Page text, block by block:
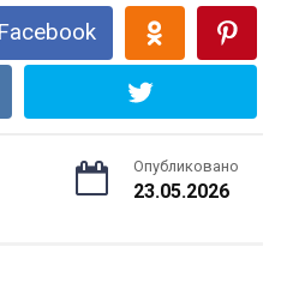
Опубликовано
23.05.2026